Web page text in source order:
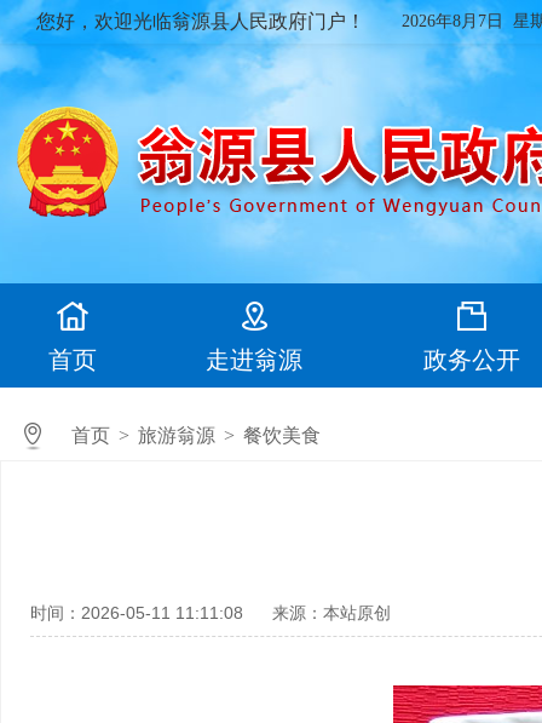
您好，欢迎光临翁源县人民政府门户！ 2026年8月7日 星
首页 走进翁源 政务公开
首页 > 旅游翁源 > 餐饮美食
时间：2026-05-11 11:11:08 来源：本站原创